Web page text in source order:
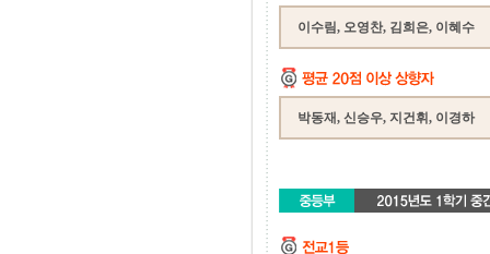
이수림, 오영찬, 김희은, 이혜수
박동재, 신승우, 지건휘, 이경하